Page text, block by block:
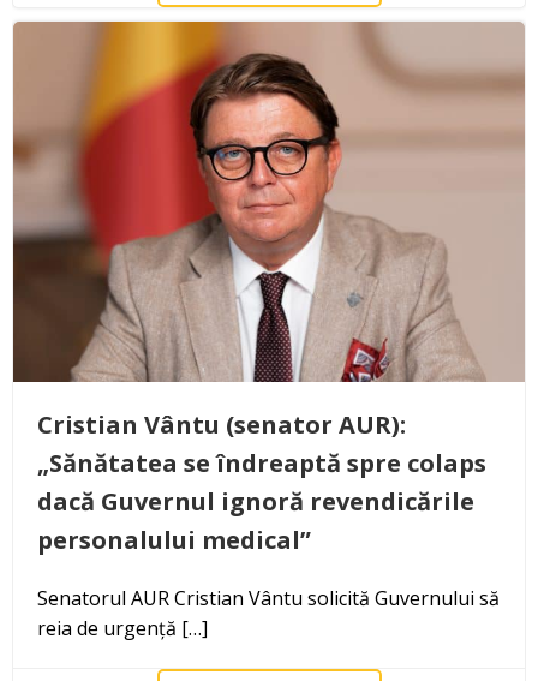
Cristian Vântu (senator AUR):
„Sănătatea se îndreaptă spre colaps
dacă Guvernul ignoră revendicările
personalului medical”
Senatorul AUR Cristian Vântu solicită Guvernului să
reia de urgență […]